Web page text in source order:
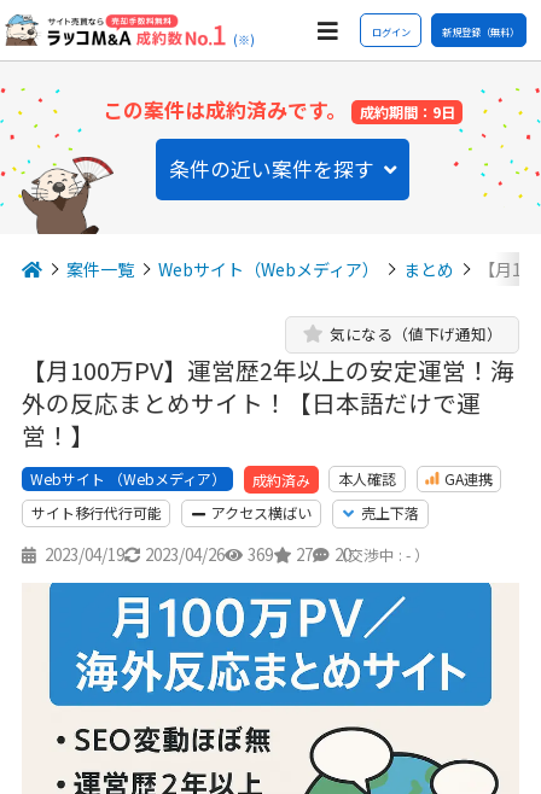
(※) ログイン 新規登録（無料）
この案件は成約済みです。 成約期間：9日
条件の近い案件を探す
案件一覧 Webサイト（Webメディア） まとめ 【月
【月100万PV】運営歴2年以上の安定運営！海
外の反応まとめサイト！【日本語だけで運
営！】
気になる（値下げ通知）
Webサイト （Webメディア） 成約済み 本人確認
GA連携
サイト移行代行可能
アクセス横ばい 売上下落
2023/04/19 2023/04/26 369 27 20
（交渉中 : - ）